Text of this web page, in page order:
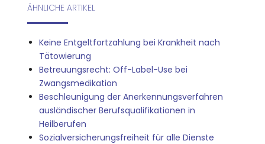
ÄHNLICHE ARTIKEL
Keine Entgeltfortzahlung bei Krankheit nach
Tätowierung
Betreuungsrecht: Off-Label-Use bei
Zwangsmedikation
Beschleunigung der Anerkennungsverfahren
ausländischer Berufsqualifikationen in
Heilberufen
Sozialversicherungsfreiheit für alle Dienste